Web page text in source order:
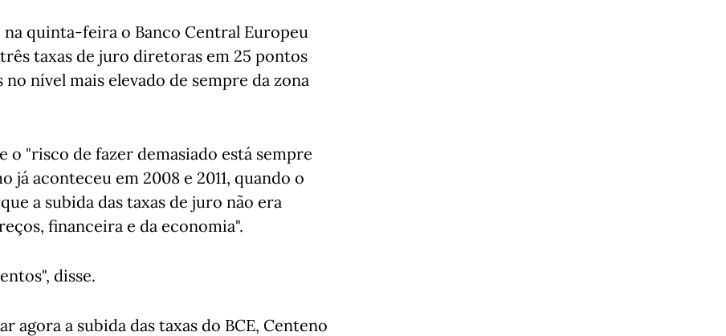
quinta-feira o Banco Central Europeu
taxas de juro diretoras em 25 pontos
nível mais elevado de sempre da zona
o "risco de fazer demasiado está sempre
aconteceu em 2008 e 2011, quando o
a subida das taxas de juro não era
financeira e da economia".
disse.
agora a subida das taxas do BCE, Centeno